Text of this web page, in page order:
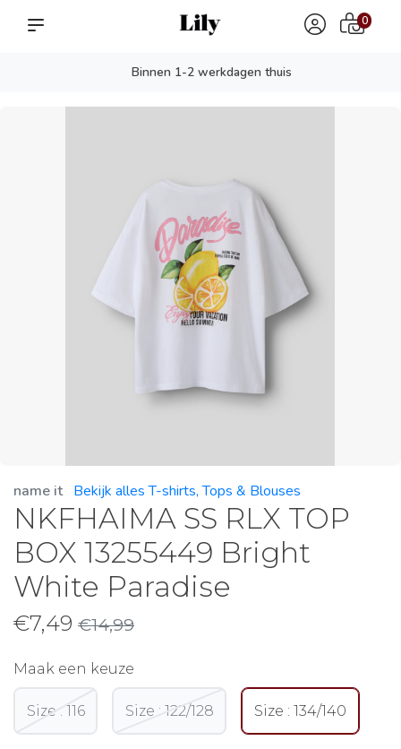
Binnen 1-2 werkdagen thuis
0
name it Bekijk alles T-shirts, Tops & Blouses
NKFHAIMA SS RLX TOP
BOX 13255449 Bright
White Paradise
€7,49 €14,99
Maak een keuze
Size : 116 Size : 122/128 Size : 134/140